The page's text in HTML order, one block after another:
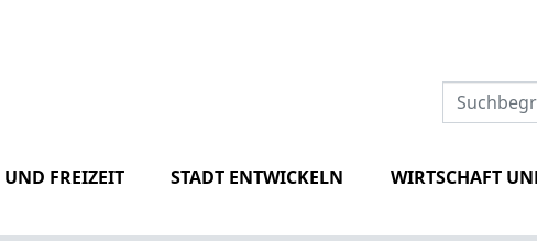
FREIZEIT STADT ENTWICKELN WIRTSCHAFT